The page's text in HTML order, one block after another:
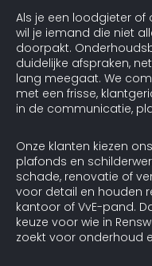
Als je een loodgieter
wil je iemand die niet
doorpakt.
duidelijke afspraken,
lang meegaat. We
met een frisse,
in de communicatie,
Onze klanten kiezen
plafonds en
schade, renovatie of
voor detail en houden
kantoor of VvE-pand.
keuze voor wie in
zoekt voor onderhoud